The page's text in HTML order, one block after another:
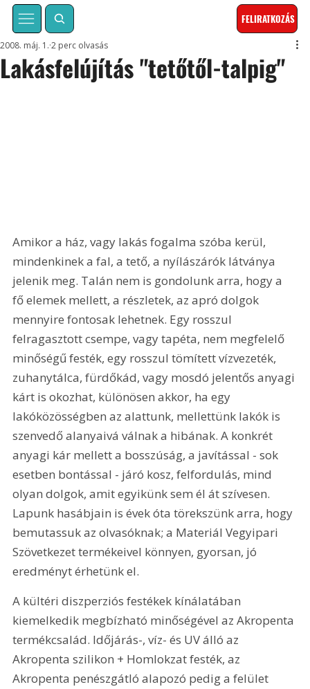
FELIRATKOZÁS
Lakásfelújítás "tetőtől-talpig"
2008. máj. 1. 2 perc olvasás
Amikor a ház, vagy lakás fogalma szóba kerül,
mindenkinek a fal, a tető, a nyílászárók látványa
jelenik meg. Talán nem is gondolunk arra, hogy a
fő elemek mellett, a részletek, az apró dolgok
mennyire fontosak lehetnek. Egy rosszul
felragasztott csempe, vagy tapéta, nem megfelelő
minőségű festék, egy rosszul tömített vízvezeték,
zuhanytálca, fürdőkád, vagy mosdó jelentős anyagi
kárt is okozhat, különösen akkor, ha egy
lakóközösségben az alattunk, mellettünk lakók is
szenvedő alanyaivá válnak a hibának. A konkrét
anyagi kár mellett a bosszúság, a javítással - sok
esetben bontással - járó kosz, felfordulás, mind
olyan dolgok, amit egyikünk sem él át szívesen.
Lapunk hasábjain is évek óta törekszünk arra, hogy
bemutassuk az olvasóknak; a Materiál Vegyipari
Szövetkezet termékeivel könnyen, gyorsan, jó
eredményt érhetünk el.
A kültéri diszperziós festékek kínálatában
kiemelkedik megbízható minőségével az Akropenta
termékcsalád. Időjárás-, víz- és UV álló az
Akropenta szilikon + Homlokzat festék, az
Akropenta penészgátló alapozó pedig a felület